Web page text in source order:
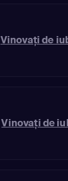
Vinovaţi de
Vinovaţi de